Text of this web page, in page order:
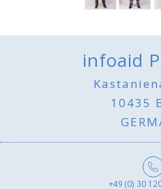
infoaid
10435
+49 (0) 30